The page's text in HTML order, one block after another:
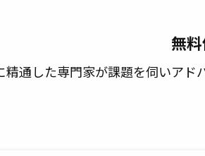
無
精通した専門家が課題を伺いアド